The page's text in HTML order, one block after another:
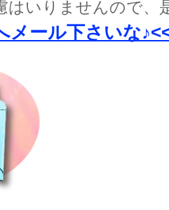
はいりませんので、
メール下さいな